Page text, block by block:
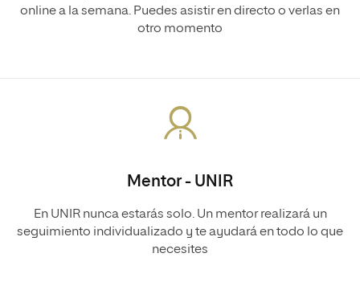
online a la semana. Puedes asistir en directo o verlas en
otro momento
Mentor - UNIR
En UNIR nunca estarás solo. Un mentor realizará un
seguimiento individualizado y te ayudará en todo lo que
necesites